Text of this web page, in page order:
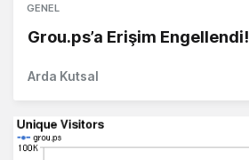
GENEL
Grou.ps’a Erişim Engellendi!
Arda Kutsal